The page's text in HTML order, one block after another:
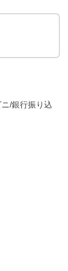
/銀行振り込